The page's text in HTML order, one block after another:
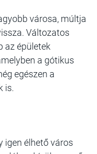
városa, múltja
Változatos
az épületek
a gótikus
egészen a
is.
igen élhető város